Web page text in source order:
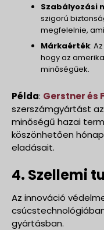
Szabályozási
szigorú
megfelelnie,
Márkaérték:
hogy az
minőségűek.
Példa: Gerstner és
szerszámgyártást
minőségű hazai
köszönhetően
eladásait.
4. Szellemi
Az innováció
gyártásban.